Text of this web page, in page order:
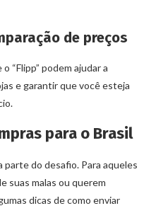
de preços
“Flipp” podem ajudar a
e garantir que você esteja
para o Brasil
parte do desafio. Para aqueles
suas malas ou querem
dicas de como enviar